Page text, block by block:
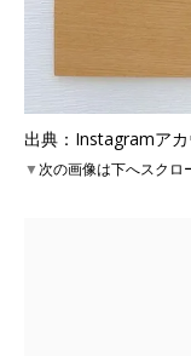
出典：Instagramア
▼次の画像は下へスクロ